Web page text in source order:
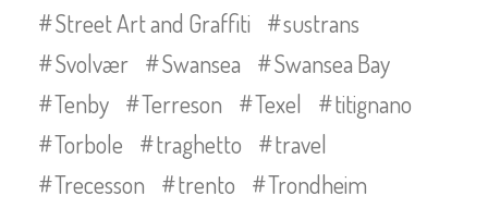
Street Art and Graffiti
sustrans
Svolvær
Swansea
Swansea Bay
Tenby
Terreson Texel
titignano
Torbole
traghetto
travel
Trecesson
trento
Trondheim